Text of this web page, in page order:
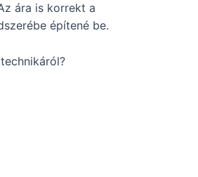
ára is korrekt a
építené be.